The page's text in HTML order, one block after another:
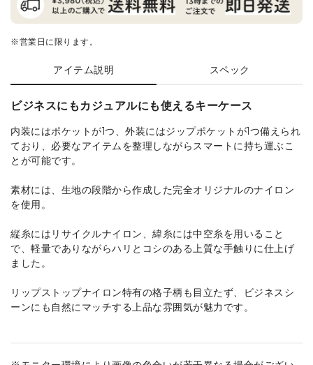
※営業日に限ります。
アイテム説明 スペック
ビジネスにもカジュアルにも使えるキーケース
内装にはポケットが1つ、外装にはジップポケットが1つ備えられ
ており、必要なアイテムを整理しながらスマートに持ち運ぶこ
とが可能です。
素材には、生地の段階から作成した完全オリジナルのナイロン
を使用。
縦糸にはリサイクルナイロン、緯糸には中空糸を用いること
で、軽量でありながらハリとコシのある上質な手触りに仕上げ
ました。
リップストップナイロン特有の格子柄も目立たず、ビジネスシ
ーンにも自然にマッチする上品な雰囲気が魅力です。